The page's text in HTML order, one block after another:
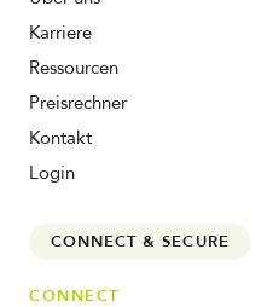
Karriere
Ressourcen
Preisrechner
Kontakt
Login
CONNECT & SECURE
CONNECT